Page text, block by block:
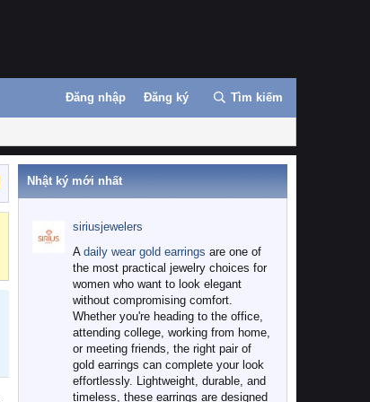
Đăng nhập Đăng ký Tìm kiếm
Nhật ký mới nhất
siriusjewelers
A daily wear gold earrings are one of
the most practical jewelry choices for
women who want to look elegant
without compromising comfort.
Whether you're heading to the office,
attending college, working from home,
or meeting friends, the right pair of
gold earrings can complete your look
effortlessly. Lightweight, durable, and
timeless, these earrings are designed